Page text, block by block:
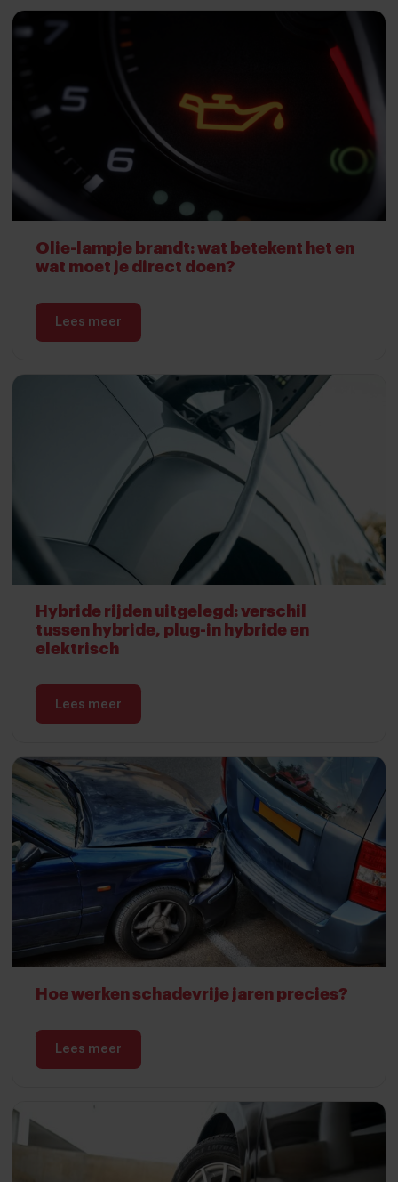
Olie-lampje brandt: wat betekent het en
wat moet je direct doen?
Lees meer
Hybride rijden uitgelegd: verschil
tussen hybride, plug-in hybride en
elektrisch
Lees meer
Hoe werken schadevrije jaren precies?
Lees meer